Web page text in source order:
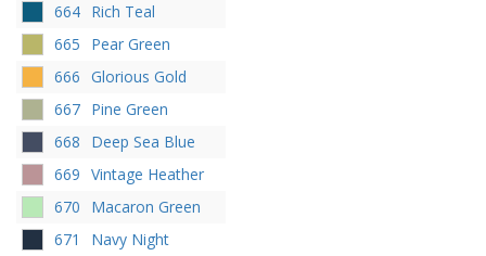
664 Rich Teal
665
Pear Green
666 Glorious Gold
667 Pine Green
668
Deep Sea Blue
669 Vintage Heather
670
Macaron Green
671
Navy Night